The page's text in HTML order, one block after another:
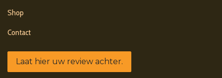
Shop
Contact
Laat hier uw review achter.